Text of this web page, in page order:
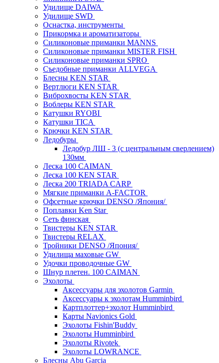
Удилище DAIWA
Удилище SWD
Оснастка, инструменты
Прикормка и ароматизаторы
Силиконовые приманки MANNS
Силиконовые приманки MISTER FISH
Силиконовые приманки SPRO
Съедобные приманки ALLVEGA
Блесны KEN STAR
Вертлюги KEN STAR
Виброхвосты KEN STAR
Воблеры KEN STAR
Катушки RYOBI
Катушки TICA
Крючки KEN STAR
Ледобуры
Ледобур ЛШ - 3 (с центральным сверлением)
130мм
Леска 100 CAIMAN
Леска 100 KEN STAR
Леска 200 TRIADA CARP
Мягкие приманки A-FACTOR
Офсетные крючки DENSO /Япония/
Поплавки Ken Star
Сеть финская
Твистеры KEN STAR
Твистеры RELAX
Тройники DENSO /Япония/
Удилища маховые GW
Удочки проводочные GW
Шнур плетен. 100 CAIMAN
Эхолоты
Аксессуары для эхолотов Garmin
Аксессуары к эхолотам Humminbird
Картплоттер+эхолот Humminbird
Карты Navionics Gold
Эхолоты Fishin'Buddy
Эхолоты Humminbird
Эхолоты Rivotek
Эхолоты LOWRANCE
Блесны Abu Garcia